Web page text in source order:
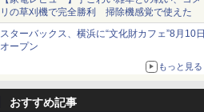
リの草刈機で完全勝利 掃除機感覚で使えた
スターバックス、横浜に“文化財カフェ”8月10日
オープン
もっと見る
おすすめ記事